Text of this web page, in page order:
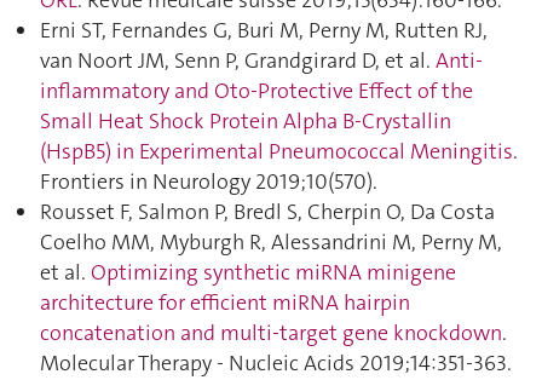
Erni ST, Fernandes G, Buri M, Perny M, Rutten RJ,
van Noort JM, Senn P, Grandgirard D, et al. Anti-
inflammatory and Oto-Protective Effect of the
Small Heat Shock Protein Alpha B-Crystallin
(HspB5) in Experimental Pneumococcal Meningitis.
Frontiers in Neurology 2019;10(570).
Rousset F, Salmon P, Bredl S, Cherpin O, Da Costa
Coelho MM, Myburgh R, Alessandrini M, Perny M,
et al. Optimizing synthetic miRNA minigene
architecture for efficient miRNA hairpin
concatenation and multi-target gene knockdown.
Molecular Therapy - Nucleic Acids 2019;14:351‑363.